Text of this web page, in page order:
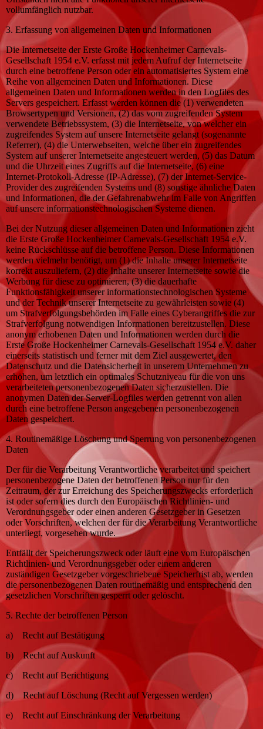
vollumfänglich nutzbar.
3. Erfassung von allgemeinen Daten und Informationen
Die Internetseite der Erste Große Hockenheimer Carnevals-
Gesellschaft 1954 e.V. erfasst mit jedem Aufruf der Internetseite
durch eine betroffene Person oder ein automatisiertes System eine
Reihe von allgemeinen Daten und Informationen. Diese
allgemeinen Daten und Informationen werden in den Logfiles des
Servers gespeichert. Erfasst werden können die (1) verwendeten
Browsertypen und Versionen, (2) das vom zugreifenden System
verwendete Betriebssystem, (3) die Internetseite, von welcher ein
zugreifendes System auf unsere Internetseite gelangt (sogenannte
Referrer), (4) die Unterwebseiten, welche über ein zugreifendes
System auf unserer Internetseite angesteuert werden, (5) das Datum
und die Uhrzeit eines Zugriffs auf die Internetseite, (6) eine
Internet-Protokoll-Adresse (IP-Adresse), (7) der Internet-Service-
Provider des zugreifenden Systems und (8) sonstige ähnliche Daten
und Informationen, die der Gefahrenabwehr im Falle von Angriffen
auf unsere informationstechnologischen Systeme dienen.
Bei der Nutzung dieser allgemeinen Daten und Informationen zieht
die Erste Große Hockenheimer Carnevals-Gesellschaft 1954 e.V.
keine Rückschlüsse auf die betroffene Person. Diese Informationen
werden vielmehr benötigt, um (1) die Inhalte unserer Internetseite
korrekt auszuliefern, (2) die Inhalte unserer Internetseite sowie die
Werbung für diese zu optimieren, (3) die dauerhafte
Funktionsfähigkeit unserer informationstechnologischen Systeme
und der Technik unserer Internetseite zu gewährleisten sowie (4)
um Strafverfolgungsbehörden im Falle eines Cyberangriffes die zur
Strafverfolgung notwendigen Informationen bereitzustellen. Diese
anonym erhobenen Daten und Informationen werden durch die
Erste Große Hockenheimer Carnevals-Gesellschaft 1954 e.V. daher
einerseits statistisch und ferner mit dem Ziel ausgewertet, den
Datenschutz und die Datensicherheit in unserem Unternehmen zu
erhöhen, um letztlich ein optimales Schutzniveau für die von uns
verarbeiteten personenbezogenen Daten sicherzustellen. Die
anonymen Daten der Server-Logfiles werden getrennt von allen
durch eine betroffene Person angegebenen personenbezogenen
Daten gespeichert.
4. Routinemäßige Löschung und Sperrung von personenbezogenen
Daten
Der für die Verarbeitung Verantwortliche verarbeitet und speichert
personenbezogene Daten der betroffenen Person nur für den
Zeitraum, der zur Erreichung des Speicherungszwecks erforderlich
ist oder sofern dies durch den Europäischen Richtlinien- und
Verordnungsgeber oder einen anderen Gesetzgeber in Gesetzen
oder Vorschriften, welchen der für die Verarbeitung Verantwortliche
unterliegt, vorgesehen wurde.
Entfällt der Speicherungszweck oder läuft eine vom Europäischen
Richtlinien- und Verordnungsgeber oder einem anderen
zuständigen Gesetzgeber vorgeschriebene Speicherfrist ab, werden
die personenbezogenen Daten routinemäßig und entsprechend den
gesetzlichen Vorschriften gesperrt oder gelöscht.
5. Rechte der betroffenen Person
a) Recht auf Bestätigung
b) Recht auf Auskunft
c) Recht auf Berichtigung
d) Recht auf Löschung (Recht auf Vergessen werden)
e) Recht auf Einschränkung der Verarbeitung